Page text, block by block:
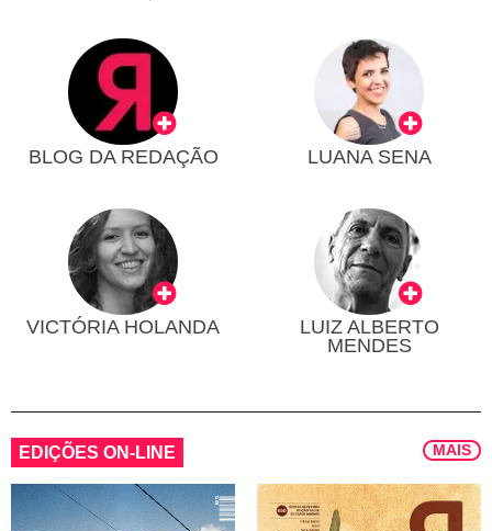
BLOG DA REDAÇÃO LUANA SENA
VICTÓRIA HOLANDA
LUIZ ALBERTO
MENDES
EDIÇÕES ON-LINE MAIS